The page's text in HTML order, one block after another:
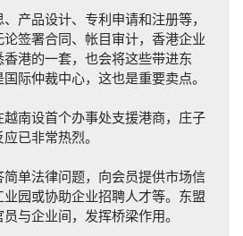
产品设计、专利申请和注册等，
签署合同、帐目审计，香港企业
港的一套，也会将这些带进东
际仲裁中心，这也是重要卖点。
南设首个办事处支援港商，庄子
已非常热烈。
单法律问题，向会员提供市场信
园或协助企业招聘人才等。东盟
与企业间，发挥桥梁作用。